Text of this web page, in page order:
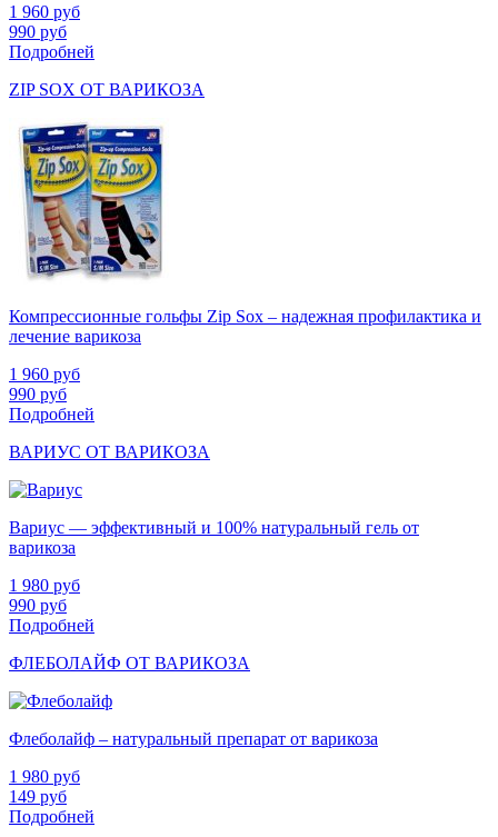
1 960 руб
990 руб
Подробней
ZIP SOX ОТ ВАРИКОЗА
Компрессионные гольфы Zip Sox – надежная профилактика и
лечение варикоза
1 960 руб
990 руб
Подробней
ВАРИУС ОТ ВАРИКОЗА
Вариус — эффективный и 100% натуральный гель от
варикоза
1 980 руб
990 руб
Подробней
ФЛЕБОЛАЙФ ОТ ВАРИКОЗА
Флеболайф – натуральный препарат от варикоза
1 980 руб
149 руб
Подробней